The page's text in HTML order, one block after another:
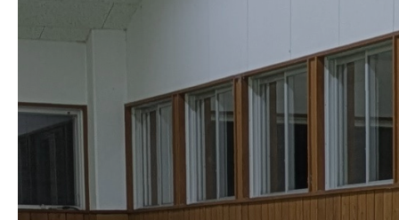
稽古時間と料金
お問い合わせ 見学・体験